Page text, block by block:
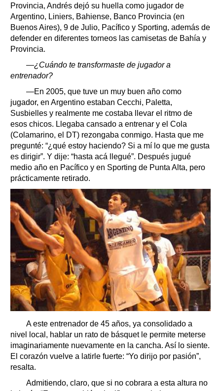
Provincia, Andrés dejó su huella como jugador de
Argentino, Liniers, Bahiense, Banco Provincia (en
Buenos Aires), 9 de Julio, Pacífico y Sporting, además de
defender en diferentes torneos las camisetas de Bahía y
Provincia.
—¿Cuándo te transformaste de jugador a
entrenador?
—En 2005, que tuve un muy buen año como
jugador, en Argentino estaban Cecchi, Paletta,
Susbielles y realmente me costaba llevar el ritmo de
esos chicos. Llegaba cansado a entrenar y el Cola
(Colamarino, el DT) rezongaba conmigo. Hasta que me
pregunté: “¿qué estoy haciendo? Si a mí lo que me gusta
es dirigir”. Y dije: “hasta acá llegué”. Después jugué
medio año en Pacífico y en Sporting de Punta Alta, pero
prácticamente retirado.
A este entrenador de 45 años, ya consolidado a
nivel local, hablar un rato de básquet le permite meterse
imaginariamente nuevamente en la cancha. Así lo siente.
El corazón vuelve a latirle fuerte: “Yo dirijo por pasión”,
resalta.
Admitiendo, claro, que si no cobrara a esta altura no